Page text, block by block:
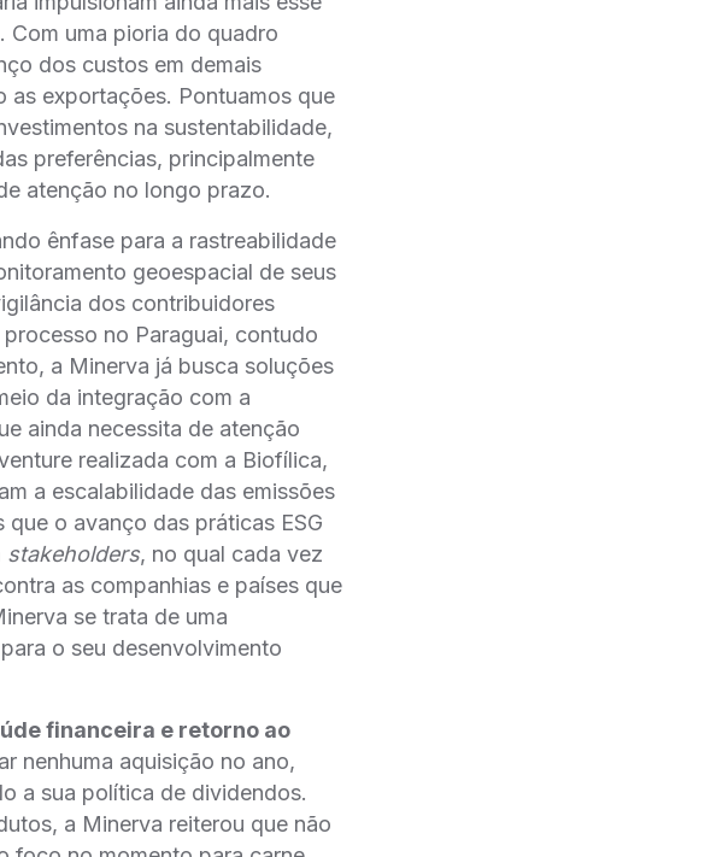
Com uma pioria do quadro
dos custos em demais
as exportações. Pontuamos que
na sustentabilidade,
preferências, principalmente
atenção no longo prazo.
ênfase para a rastreabilidade
geoespacial de seus
dos contribuidores
no Paraguai, contudo
a Minerva já busca soluções
da integração com a
ainda necessita de atenção
realizada com a Biofílica,
a escalabilidade das emissões
o avanço das práticas ESG
stakeholders, no qual cada vez
as companhias e países que
se trata de uma
o seu desenvolvimento
financeira e retorno ao
nenhuma aquisição no ano,
a sua política de dividendos.
a Minerva reiterou que não